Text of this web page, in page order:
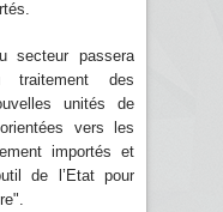
secteur passera
traitement des
unités de
vers les
importés et
de l’Etat pour